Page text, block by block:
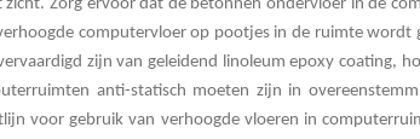
Zorg ervoor dat de betonnen ondervloer in de
computervloer op pootjes in de ruimte wordt
zijn van geleidend linoleum epoxy coating,
anti-statisch moeten zijn in
voor gebruik van verhoogde vloeren in